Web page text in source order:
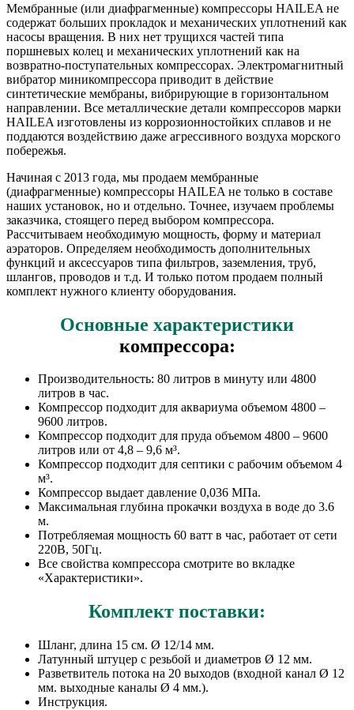
Мембранные (или диафрагменные) компрессоры HAILEA не
содержат больших прокладок и механических уплотнений как
насосы вращения. В них нет трущихся частей типа
поршневых колец и механических уплотнений как на
возвратно-поступательных компрессорах. Электромагнитный
вибратор миникомпрессора приводит в действие
синтетические мембраны, вибрирующие в горизонтальном
направлении. Все металлические детали компрессоров марки
HAILEA изготовлены из коррозионностойких сплавов и не
поддаются воздействию даже агрессивного воздуха морского
побережья.
Начиная с 2013 года, мы продаем мембранные
(диафрагменные) компрессоры HAILEA не только в составе
наших установок, но и отдельно. Точнее, изучаем проблемы
заказчика, стоящего перед выбором компрессора.
Рассчитываем необходимую мощность, форму и материал
аэраторов. Определяем необходимость дополнительных
функций и аксессуаров типа фильтров, заземления, труб,
шлангов, проводов и т.д. И только потом продаем полный
комплект нужного клиенту оборудования.
Основные характеристики
компрессора:
Производительность: 80 литров в минуту или 4800
литров в час.
Компрессор подходит для аквариума объемом 4800 –
9600 литров.
Компрессор подходит для пруда объемом 4800 – 9600
литров или от 4,8 – 9,6 м³.
Компрессор подходит для септики с рабочим объемом 4
м³.
Компрессор выдает давление 0,036 МПа.
Максимальная глубина прокачки воздуха в воде до 3.6
м.
Потребляемая мощность 60 ватт в час, работает от сети
220В, 50Гц.
Все свойства компрессора смотрите во вкладке
«Характеристики».
Комплект поставки:
Шланг, длина 15 см. Ø 12/14 мм.
Латунный штуцер с резьбой и диаметров Ø 12 мм.
Разветвитель потока на 20 выходов (входной канал Ø 12
мм. выходные каналы Ø 4 мм.).
Инструкция.